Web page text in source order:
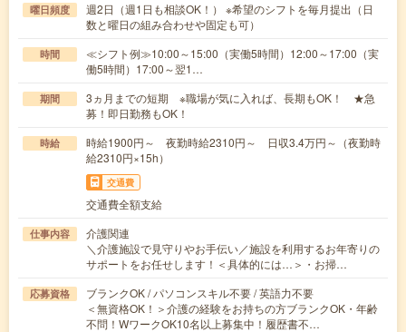
曜日頻度
週2日（週1日も相談OK！） ※希望のシフトを毎月提出（日
数と曜日の組み合わせや固定も可）
時間
≪シフト例≫10:00～15:00（実働5時間）12:00～17:00（実
働5時間）17:00～翌1…
期間
3ヵ月までの短期 ※職場が気に入れば、長期もOK！ ★急
募！即日勤務もOK！
時給
時給1900円～ 夜勤時給2310円～ 日収3.4万円～（夜勤時
給2310円×15h）
交通費
交通費全額支給
仕事内容
介護関連
＼介護施設で見守りやお手伝い／施設を利用するお年寄りの
サポートをお任せします！＜具体的には…＞・お掃…
応募資格
ブランクOK / パソコンスキル不要 / 英語力不要
＜無資格OK！＞介護の経験をお持ちの方ブランクOK・年齢
不問！WワークOK10名以上募集中！履歴書不…